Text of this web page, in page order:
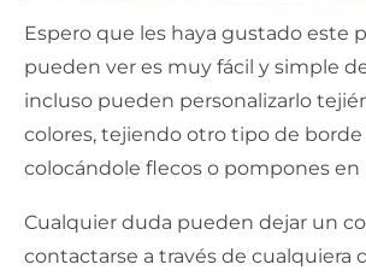
Espero que les haya gustado este
pueden ver es muy fácil y simple
incluso pueden personalizarlo
colores, tejiendo otro tipo de
colocándole flecos o pompones en
Cualquier duda pueden dejar un
contactarse a través de cualquiera